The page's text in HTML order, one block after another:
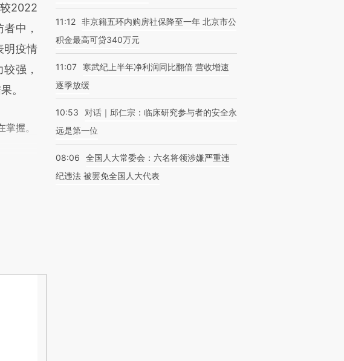
2022
中，
明疫情
强，
。
握。
11:12 非京籍五环内购房社保降至一年 北京市公
积金最高可贷340万元
11:07
寒武纪上半年净利润同比翻倍 营收增速
逐季放缓
10:53
对话｜邱仁宗：临床研究参与者的安全永
远是第一位
08:06
全国人大常委会：六名将领涉嫌严重违
纪违法 被罢免全国人大代表